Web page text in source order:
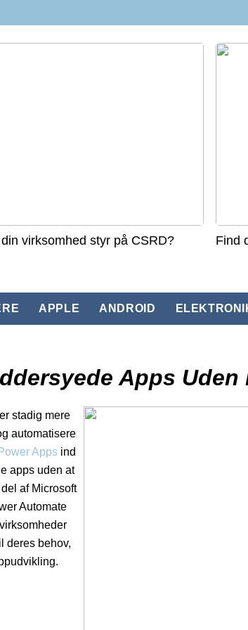
virksomhed styr på CSRD? Find
APPLE ANDROID
Apps Uden
stadig mere
automatisere
Power Apps ind
apps uden at
af Microsoft
Automate
deres behov,